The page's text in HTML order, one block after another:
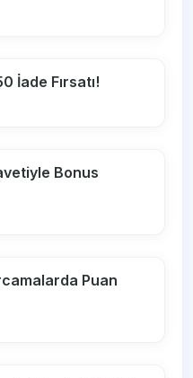
İade Fırsatı!
Bonus
Puan